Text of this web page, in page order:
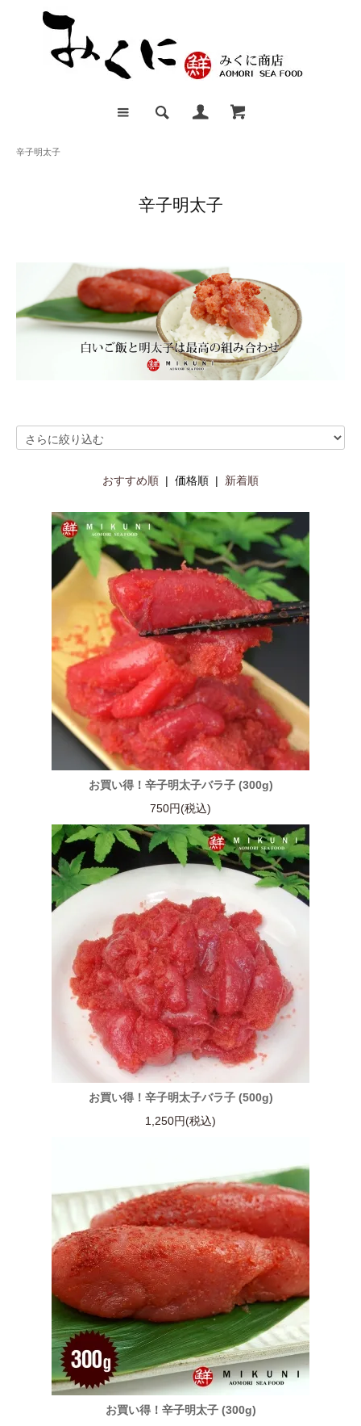
辛子明太子
辛子明太子
おすすめ順 | 価格順 | 新着順
お買い得！辛子明太子バラ子 (300g)
750円(税込)
お買い得！辛子明太子バラ子 (500g)
1,250円(税込)
お買い得！辛子明太子 (300g)